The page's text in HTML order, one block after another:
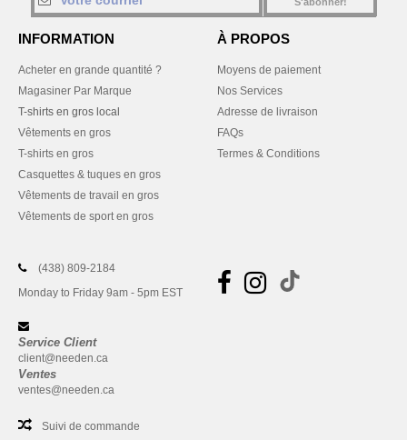
INFORMATION
Acheter en grande quantité ?
Magasiner Par Marque
T-shirts en gros local
Vêtements en gros
T-shirts en gros
Casquettes & tuques en gros
Vêtements de travail en gros
Vêtements de sport en gros
À PROPOS
Moyens de paiement
Nos Services
Adresse de livraison
FAQs
Termes & Conditions
(438) 809-2184
Monday to Friday 9am - 5pm EST
Service Client
client@needen.ca
Ventes
ventes@needen.ca
Suivi de commande